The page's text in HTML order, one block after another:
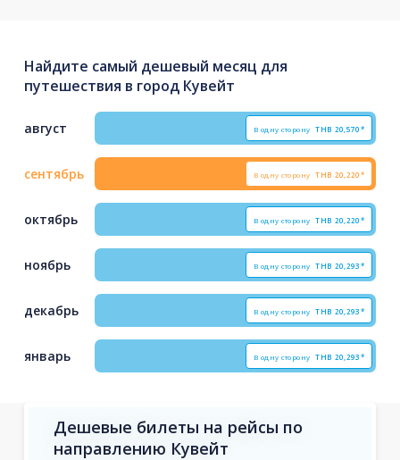
Найдите самый дешевый месяц для
путешествия в город Кувейт
август В одну сторону THB 20,570*
сентябрь В одну сторону THB 20,220*
октябрь В одну сторону THB 20,220*
ноябрь В одну сторону THB 20,293*
декабрь В одну сторону THB 20,293*
январь В одну сторону THB 20,293*
Дешевые билеты на рейсы по
направлению Кувейт